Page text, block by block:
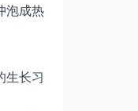
泡成热
生长习